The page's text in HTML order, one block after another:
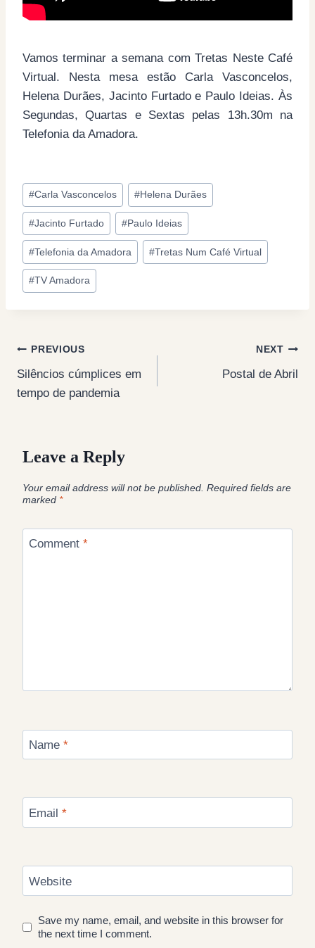
Vamos terminar a semana com Tretas Neste Café
Virtual. Nesta mesa estão Carla Vasconcelos,
Helena Durães, Jacinto Furtado e Paulo Ideias. Às
Segundas, Quartas e Sextas pelas 13h.30m na
Telefonia da Amadora.
Post
Tags:
#Carla Vasconcelos #Helena Durães
#Jacinto Furtado #Paulo Ideias
#Telefonia da Amadora #Tretas Num Café Virtual
#TV Amadora
Post
navigation
PREVIOUS
Silêncios cúmplices em
tempo de pandemia
NEXT
Postal de Abril
Leave a Reply
Your email address will not be published. Required fields are
marked *
Comment *
Name *
Email *
Website
Save my name, email, and website in this browser for
the next time I comment.